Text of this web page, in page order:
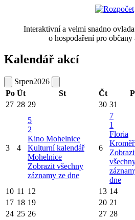
Interaktivní a velmi snadno
o hospodaření pro občany
Kalendář akcí
Srpen2026
Po Út St Čt
27 28 29 30 31
3 4
5
2
Kino Mohelnice
Kulturní kalendář
Mohelnice
Zobrazit všechny
záznamy ze dne
6
7
1
Floria
dne
10 11 12 13 14
17 18 19 20 21
24 25 26 27 28